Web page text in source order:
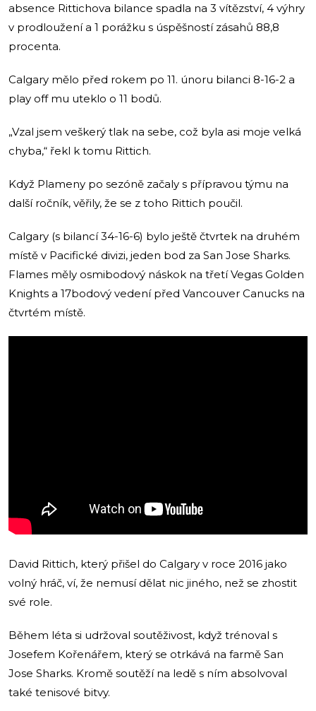
absence Rittichova bilance spadla na 3 vítězství, 4 výhry
v prodloužení a 1 porážku s úspěšností zásahů 88,8
procenta.
Calgary mělo před rokem po 11. únoru bilanci 8-16-2 a
play off mu uteklo o 11 bodů.
„Vzal jsem veškerý tlak na sebe, což byla asi moje velká
chyba,“ řekl k tomu Rittich.
Když Plameny po sezóně začaly s přípravou týmu na
další ročník, věřily, že se z toho Rittich poučil.
Calgary (s bilancí 34-16-6) bylo ještě čtvrtek na druhém
místě v Pacifické divizi, jeden bod za San Jose Sharks.
Flames měly osmibodový náskok na třetí Vegas Golden
Knights a 17bodový vedení před Vancouver Canucks na
čtvrtém místě.
David Rittich, který přišel do Calgary v roce 2016 jako
volný hráč, ví, že nemusí dělat nic jiného, než se zhostit
své role.
Během léta si udržoval soutěživost, když trénoval s
Josefem Kořenářem, který se otrkává na farmě San
Jose Sharks. Kromě soutěží na ledě s ním absolvoval
také tenisové bitvy.